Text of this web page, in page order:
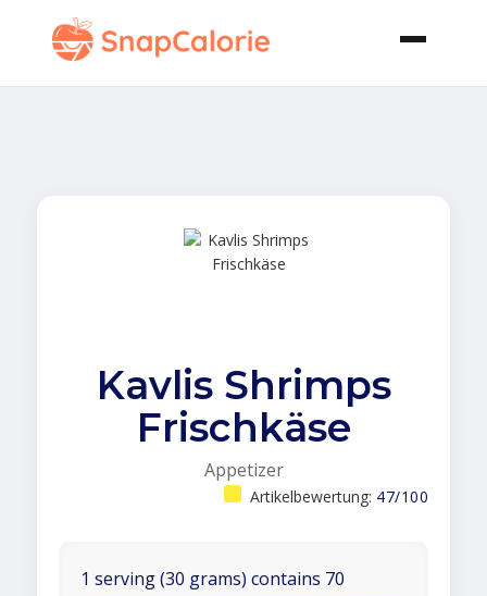
Kavlis Shrimps
Frischkäse
Appetizer
Artikelbewertung: 47/100
1 serving (30 grams) contains 70